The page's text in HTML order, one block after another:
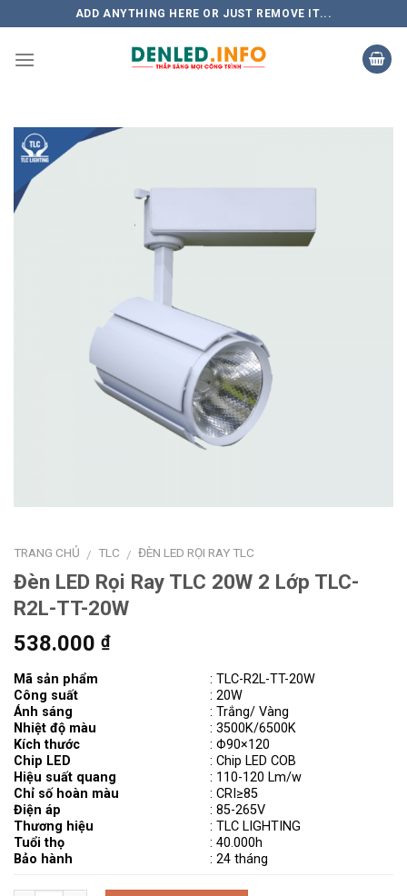
to
content
ADD ANYTHING HERE OR JUST REMOVE IT...
TRANG CHỦ / TLC / ĐÈN LED RỌI RAY TLC
Đèn LED Rọi Ray TLC 20W 2 Lớp TLC-
R2L-TT-20W
538.000 ₫
Mã sản phẩm
Công suất
Ánh sáng
Nhiệt độ màu
Kích thước
Chip LED
Hiệu suất quang
Chỉ số hoàn màu
Điện áp
Thương hiệu
Tuổi thọ
Bảo hành
:TLC-R2L-TT-20W
: 20W
: Trắng/ Vàng
: 3500K/6500K
:Φ90×120
: Chip LED COB
: 110-120 Lm/w
: CRI≥85
: 85-265V
: TLC LIGHTING
: 40.000h
: 24 tháng